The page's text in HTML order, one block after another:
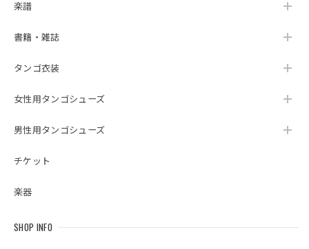
楽譜
書籍・雑誌
タンゴ衣装
女性用タンゴシューズ
男性用タンゴシューズ
チケット
楽器
SHOP INFO